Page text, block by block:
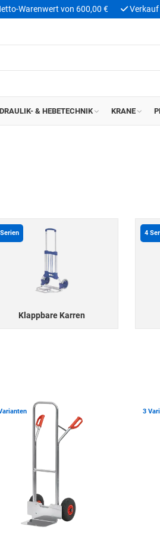
Warenwert von 600,00 € Verkauf
& HEBETECHNIK KRANE
Serien
Klappbare Karren
4
hinzufügen Zur 3